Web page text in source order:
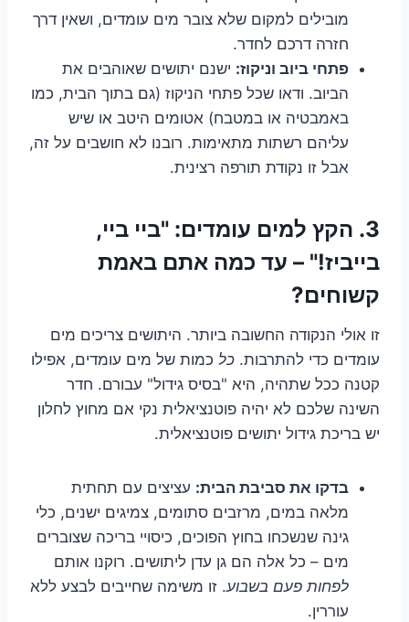
מובילים למקום שלא צובר מים עומדים, ושאין דרך
חזרה דרכם לחדר.
פתחי ביוב וניקוז: ישנם יתושים שאוהבים את
הביוב. ודאו שכל פתחי הניקוז (גם בתוך הבית, כמו
באמבטיה או במטבח) אטומים היטב או שיש
עליהם רשתות מתאימות. רובנו לא חושבים על זה,
אבל זו נקודת תורפה רצינית.
3. הקץ למים עומדים: "ביי ביי,
בייביז!" – עד כמה אתם באמת
קשוחים?
זו אולי הנקודה החשובה ביותר. היתושים צריכים מים
עומדים כדי להתרבות. כל כמות של מים עומדים, אפילו
קטנה ככל שתהיה, היא "בסיס גידול" עבורם. חדר
השינה שלכם לא יהיה פוטנציאלית נקי אם מחוץ לחלון
יש בריכת גידול יתושים פוטנציאלית.
בדקו את סביבת הבית: עציצים עם תחתית
מלאה במים, מרזבים סתומים, צמיגים ישנים, כלי
גינה שנשכחו בחוץ הפוכים, כיסויי בריכה שצוברים
מים – כל אלה הם גן עדן ליתושים. רוקנו אותם
לפחות פעם בשבוע. זו משימה שחייבים לבצע ללא
עוררין.